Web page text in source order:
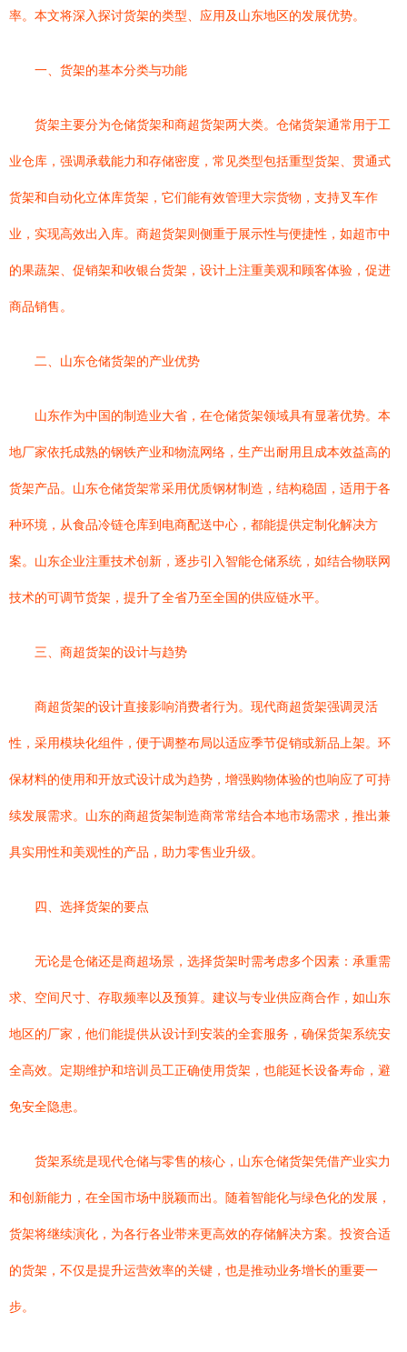
率。本文将深入探讨货架的类型、应用及山东地区的发展优势。
一、货架的基本分类与功能
货架主要分为仓储货架和商超货架两大类。仓储货架通常用于工
业仓库，强调承载能力和存储密度，常见类型包括重型货架、贯通式
货架和自动化立体库货架，它们能有效管理大宗货物，支持叉车作
业，实现高效出入库。商超货架则侧重于展示性与便捷性，如超市中
的果蔬架、促销架和收银台货架，设计上注重美观和顾客体验，促进
商品销售。
二、山东仓储货架的产业优势
山东作为中国的制造业大省，在仓储货架领域具有显著优势。本
地厂家依托成熟的钢铁产业和物流网络，生产出耐用且成本效益高的
货架产品。山东仓储货架常采用优质钢材制造，结构稳固，适用于各
种环境，从食品冷链仓库到电商配送中心，都能提供定制化解决方
案。山东企业注重技术创新，逐步引入智能仓储系统，如结合物联网
技术的可调节货架，提升了全省乃至全国的供应链水平。
三、商超货架的设计与趋势
商超货架的设计直接影响消费者行为。现代商超货架强调灵活
性，采用模块化组件，便于调整布局以适应季节促销或新品上架。环
保材料的使用和开放式设计成为趋势，增强购物体验的也响应了可持
续发展需求。山东的商超货架制造商常常结合本地市场需求，推出兼
具实用性和美观性的产品，助力零售业升级。
四、选择货架的要点
无论是仓储还是商超场景，选择货架时需考虑多个因素：承重需
求、空间尺寸、存取频率以及预算。建议与专业供应商合作，如山东
地区的厂家，他们能提供从设计到安装的全套服务，确保货架系统安
全高效。定期维护和培训员工正确使用货架，也能延长设备寿命，避
免安全隐患。
货架系统是现代仓储与零售的核心，山东仓储货架凭借产业实力
和创新能力，在全国市场中脱颖而出。随着智能化与绿色化的发展，
货架将继续演化，为各行各业带来更高效的存储解决方案。投资合适
的货架，不仅是提升运营效率的关键，也是推动业务增长的重要一
步。